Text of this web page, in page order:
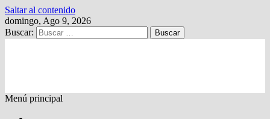
Saltar al contenido
domingo, Ago 9, 2026
Buscar:
Menú principal